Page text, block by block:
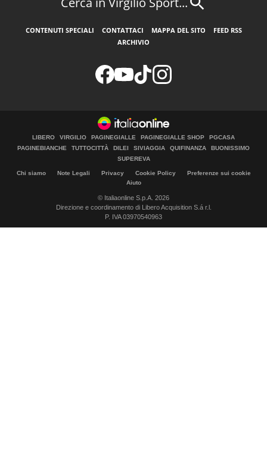
CONTENUTI SPECIALI CONTATTACI MAPPA DEL SITO
FEED RSS
ARCHIVIO
LIBERO VIRGILIO PAGINEGIALLE PAGINEGIALLE SHOP
PGCASA
PAGINEBIANCHE
TUTTOCITTÀ DILEI SIVIAGGIA QUIFINANZA
BUONISSIMO
SUPEREVA
Chi siamo Note Legali Privacy Cookie Policy
Preferenze sui cookie
Aiuto
© Italiaonline S.p.A. 2026
Direzione e coordinamento di Libero Acquisition S.á r.l.
P. IVA 03970540963